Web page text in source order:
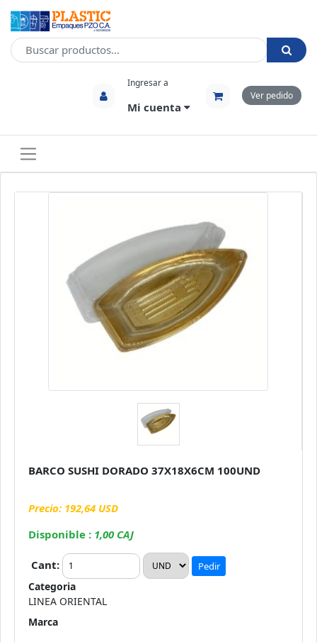
Ingresar a
Mi cuenta
Ver pedido
BARCO SUSHI DORADO 37X18X6CM 100UND
Precio: 192,64 USD
Disponible : 1,00 CAJ
Cant: Pedir
Categoria
LINEA ORIENTAL
Marca